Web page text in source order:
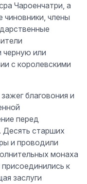
Чароенчатри, а
чиновники, члены
черную или
с королевскими
благовония и
перед
Десять старших
и проводили
монаха
к
заслуги